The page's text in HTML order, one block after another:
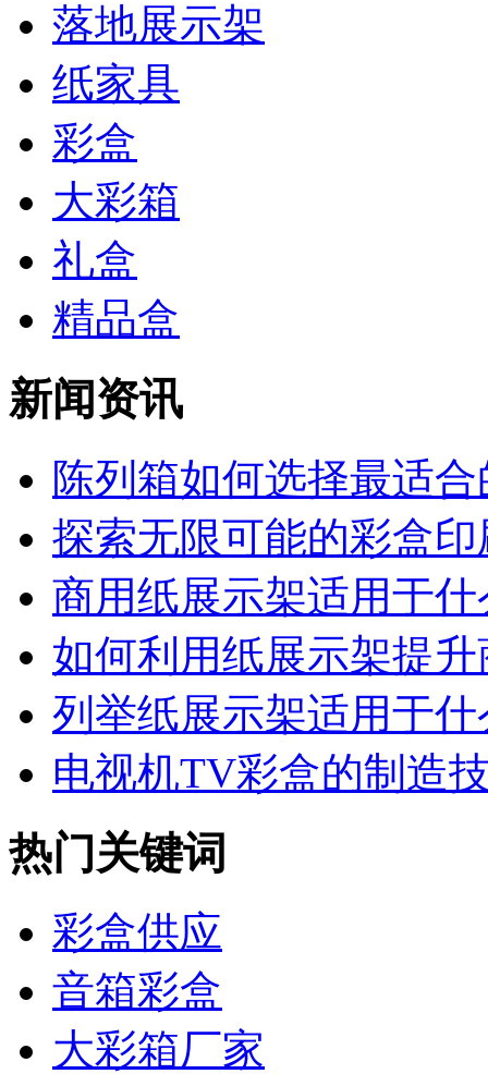
落地展示架
纸家具
彩盒
大彩箱
礼盒
精品盒
新闻资讯
陈列箱如何选择最适
探索无限可能的彩盒
商用纸展示架适用于什
如何利用纸展示架提升
列举纸展示架适用于什
电视机TV彩盒的制造
热门关键词
彩盒供应
音箱彩盒
大彩箱厂家